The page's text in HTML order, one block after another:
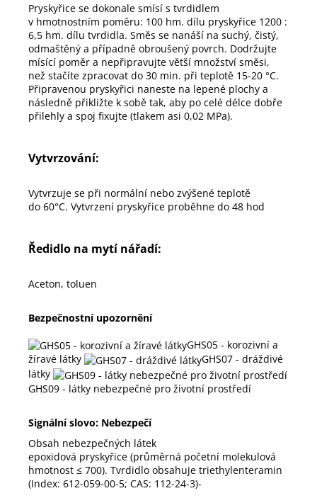
Pryskyřice se dokonale smísí s tvrdidlem
v hmotnostním poměru: 100 hm. dílu pryskyřice 1200 :
6,5 hm. dílu tvrdidla. Směs se nanáší na suchý, čistý,
odmaštěný a případně obroušený povrch. Dodržujte
mísící poměr a nepřipravujte větší množství směsi,
než stačíte zpracovat do 30 min. při teplotě 15-20 °C.
Připravenou pryskyřici naneste na lepené plochy a
následně přikližte k sobě tak, aby po celé délce dobře
přilehly a spoj fixujte (tlakem asi 0,02 MPa).
Vytvrzování:
Vytvrzuje se při normální nebo zvýšené teplotě
do 60°C. Vytvrzení pryskyřice proběhne do 48 hod
Ředidlo na mytí nářadí:
Aceton, toluen
Bezpečnostní upozornění
GHS05 - korozivní a
žíravé látky
GHS07 - dráždivé
látky
GHS09 - látky nebezpečné pro životní prostředí
Signální slovo: Nebezpečí
Obsah nebezpečných látek
epoxidová pryskyřice (průměrná početní molekulová
hmotnost ≤ 700). Tvrdidlo obsahuje triethylenteramin
(Index: 612-059-00-5; CAS: 112-24-3)-